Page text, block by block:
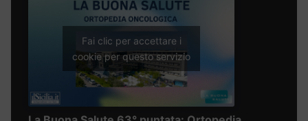
Fai clic per accettare i
cookie per questo servizio